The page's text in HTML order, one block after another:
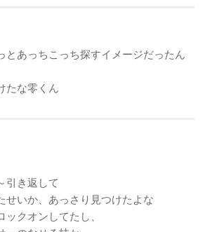
とあっちこっち探すイメージだったん
たな零くん
引き返して
せいか、あっさり見つけたよな
クオンしてたし、